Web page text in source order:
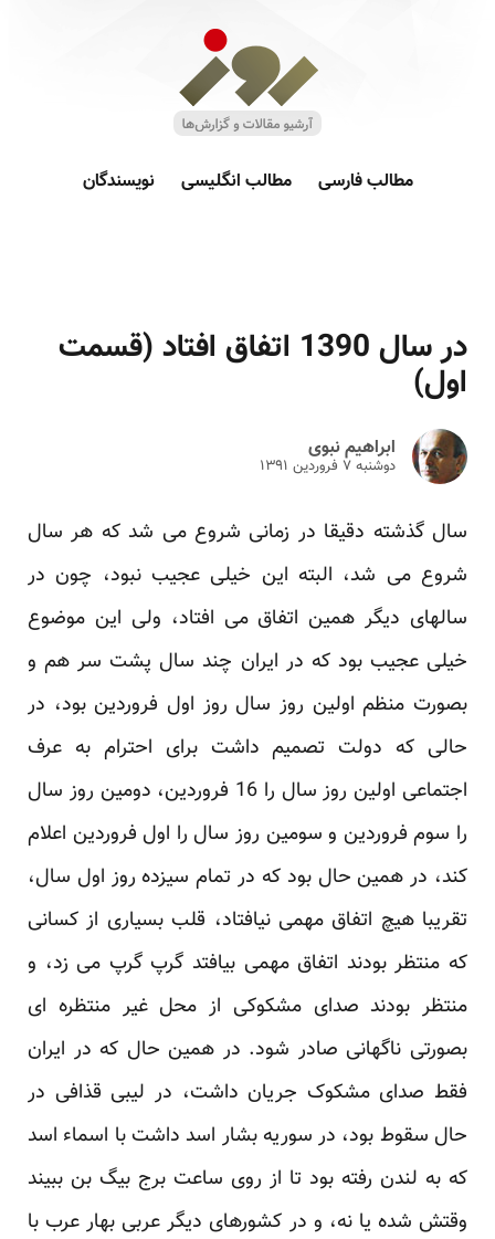
مطالب فارسی مطالب انگلیسی نویسندگان
در سال 1390 اتفاق افتاد (قسمت
اول)
ابراهیم نبوی
دوشنبه ۷ فروردين ۱۳۹۱
سال گذشته دقیقا در زمانی شروع می شد که هر سال
شروع می شد، البته این خیلی عجیب نبود، چون در
سالهای دیگر همین اتفاق می افتاد، ولی این موضوع
خیلی عجیب بود که در ایران چند سال پشت سر هم و
بصورت منظم اولین روز سال روز اول فروردین بود، در
حالی که دولت تصمیم داشت برای احترام به عرف
اجتماعی اولین روز سال را 16 فروردین، دومین روز سال
را سوم فروردین و سومین روز سال را اول فروردین اعلام
کند، در همین حال بود که در تمام سیزده روز اول سال،
تقریبا هیچ اتفاق مهمی نیافتاد، قلب بسیاری از کسانی
که منتظر بودند اتفاق مهمی بیافتد گرپ گرپ می زد، و
منتظر بودند صدای مشکوکی از محل غیر منتظره ای
بصورتی ناگهانی صادر شود. در همین حال که در ایران
فقط صدای مشکوک جریان داشت، در لیبی قذافی در
حال سقوط بود، در سوریه بشار اسد داشت با اسماء اسد
که به لندن رفته بود تا از روی ساعت برج بیگ بن ببیند
وقتش شده یا نه، و در کشورهای دیگر عربی بهار عرب با